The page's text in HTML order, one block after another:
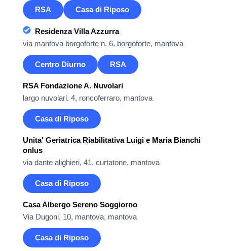
RSA Casa di Riposo
Residenza Villa Azzurra
via mantova borgoforte n. 6, borgoforte, mantova
Centro Diurno RSA
RSA Fondazione A. Nuvolari
largo nuvolari, 4, roncoferraro, mantova
Casa di Riposo
Unita' Geriatrica Riabilitativa Luigi e Maria Bianchi
onlus
via dante alighieri, 41, curtatone, mantova
Casa di Riposo
Casa Albergo Sereno Soggiorno
Via Dugoni, 10, mantova, mantova
Casa di Riposo